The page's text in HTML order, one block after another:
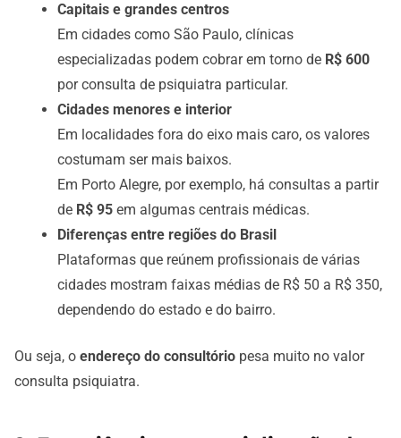
Capitais e grandes centros
Em cidades como São Paulo, clínicas
especializadas podem cobrar em torno de R$ 600
por consulta de psiquiatra particular.
Cidades menores e interior
Em localidades fora do eixo mais caro, os valores
costumam ser mais baixos.
Em Porto Alegre, por exemplo, há consultas a partir
de R$ 95 em algumas centrais médicas.
Diferenças entre regiões do Brasil
Plataformas que reúnem profissionais de várias
cidades mostram faixas médias de R$ 50 a R$ 350,
dependendo do estado e do bairro.
Ou seja, o endereço do consultório pesa muito no valor
consulta psiquiatra.